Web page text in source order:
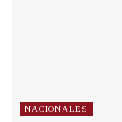
NACIONALES